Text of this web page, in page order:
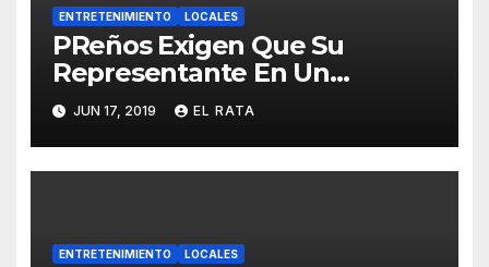
ENTRETENIMIENTO LOCALES
PReños Exigen Que Su
Representante En Un
Concurso Superficial E
Irrelevante Sea «Boricua De
Pura Cepa»
JUN 17, 2019 EL RATA
ENTRETENIMIENTO LOCALES